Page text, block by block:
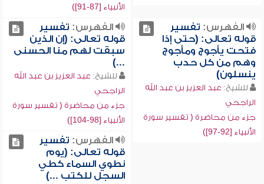
الأنبياء [87-91])
الفهرس: تفسير
قوله تعالى: (حتى إذا
فتحت يأجوج ومأجوج
وهم من كل حدب
ينسلون)
للشيخ: عبد العزيز بن عبد الله
الراجحي
جزء من محاضرة ( تفسير سورة
الأنبياء [92-97])
الفهرس: تفسير
قوله تعالى: (إن الذين
سبقت لهم منا الحسنى
...)
للشيخ: عبد العزيز بن عبد الله
الراجحي
جزء من محاضرة ( تفسير سورة
الأنبياء [98-104])
الفهرس: تفسير
قوله تعالى: (يوم
نطوي السماء كطي
السجل للكتب ...)